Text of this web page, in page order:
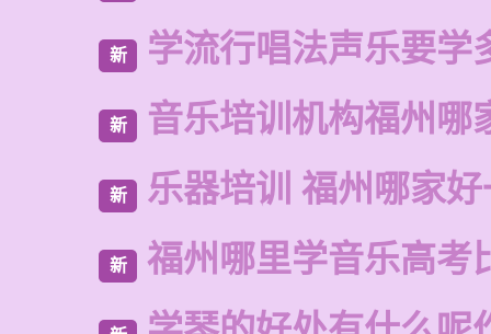
新 学流行唱法声乐要学
新 音乐培训机构福州哪
新 乐器培训 福州哪家
新 福州哪里学音乐高考